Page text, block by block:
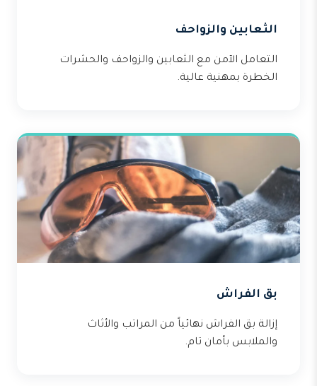
الثعابين والزواحف
التعامل الآمن مع الثعابين والزواحف والحشرات
الخطرة بمهنية عالية.
بق الفراش
إزالة بق الفراش نهائياً من المراتب والأثاث
والملابس بأمان تام.